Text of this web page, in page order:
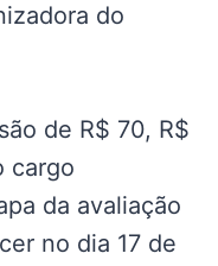
do
de R$ 70, R$
cargo
da avaliação
no dia 17 de